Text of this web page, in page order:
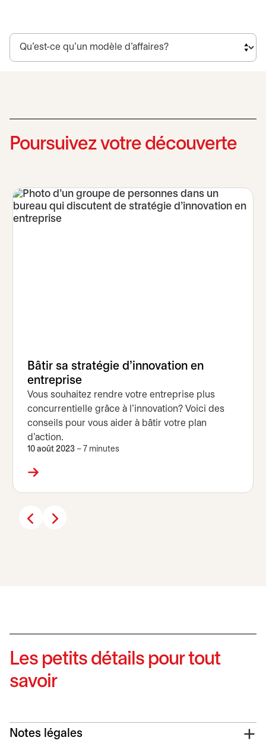
Poursuivez votre découverte
Bâtir sa stratégie d’innovation en
entreprise
Vous souhaitez rendre votre entreprise plus
concurrentielle grâce à l’innovation? Voici des
conseils pour vous aider à bâtir votre plan
d’action.
10 août 2023 – 7 minutes
Les petits détails pour tout
savoir
Notes légales